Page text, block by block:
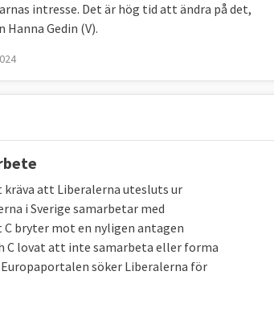
intresse. Det är hög tid att ändra på det,
Gedin (V).
att Liberalerna utesluts ur
i Sverige samarbetar med
bryter mot en nyligen antagen
C lovat att inte samarbeta eller forma
söker Liberalerna för